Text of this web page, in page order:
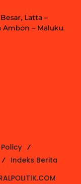
Latta –
Ambon – Maluku.
Indeks Berita